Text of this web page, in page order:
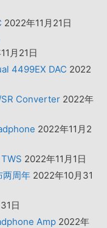
2022年11月21日
月21日
4499EX DAC 2022
Converter 2022年
2022年11月2
2022年11月1日
周年 2022年10月31
日
Amp 2022年